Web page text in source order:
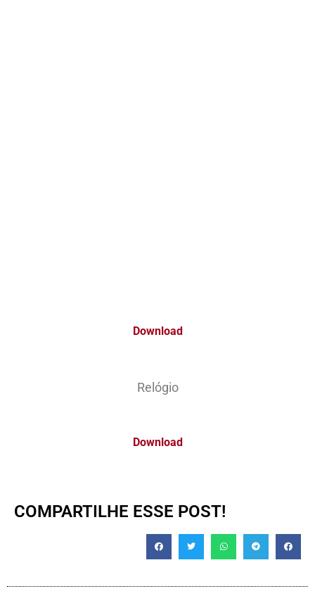
Download
Relógio
Download
COMPARTILHE ESSE POST!